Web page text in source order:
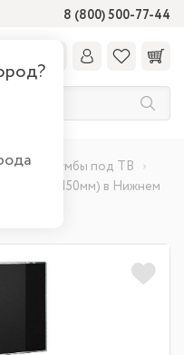
8 (800) 500-77-44
Тумбы под ТВ
метал. h=150мм) в Нижнем